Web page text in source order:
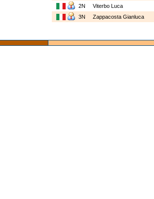
2N
Viterbo Luca
3N
Zappacosta Gianluca